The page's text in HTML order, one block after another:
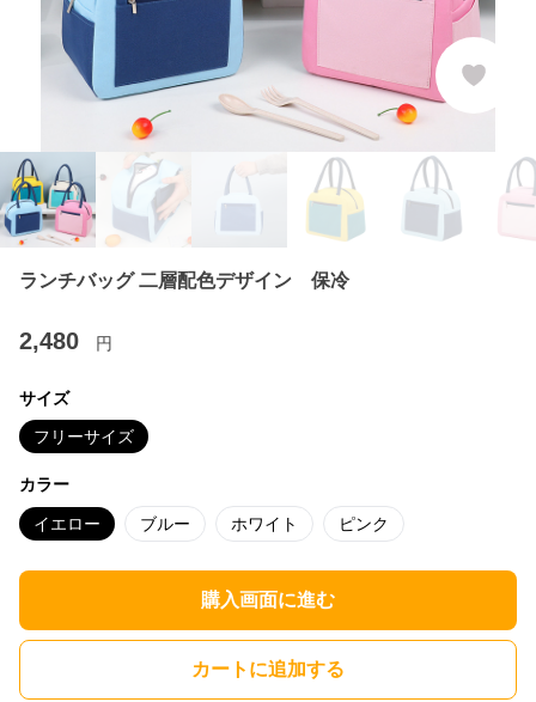
ランチバッグ 二層配色デザイン 保冷
2,480 円
サイズ
フリーサイズ
カラー
イエロー ブルー ホワイト ピンク
購入画面に進む
カートに追加する